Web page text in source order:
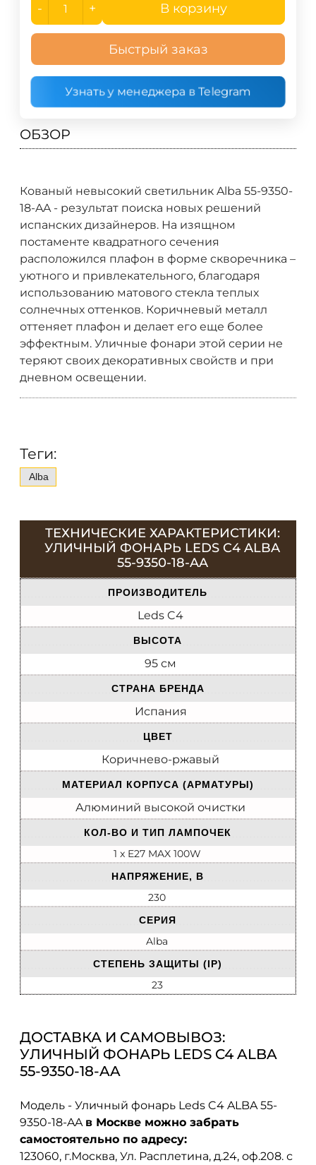
- + В корзину
Быстрый заказ
Узнать у менеджера в Telegram
ОБЗОР
Кованый невысокий светильник Alba 55-9350-
18-AA - результат поиска новых решений
испанских дизайнеров. На изящном
постаменте квадратного сечения
расположился плафон в форме скворечника –
уютного и привлекательного, благодаря
использованию матового стекла теплых
солнечных оттенков. Коричневый металл
оттеняет плафон и делает его еще более
эффектным. Уличные фонари этой серии не
теряют своих декоративных свойств и при
дневном освещении.
Теги:
Alba
ТЕХНИЧЕСКИЕ ХАРАКТЕРИСТИКИ:
УЛИЧНЫЙ ФОНАРЬ LEDS C4 ALBA
55-9350-18-AA
ПРОИЗВОДИТЕЛЬ
Leds C4
ВЫСОТА
95 см
СТРАНА БРЕНДА
Испания
ЦВЕТ
Коричнево-ржавый
МАТЕРИАЛ КОРПУСА (АРМАТУРЫ)
Алюминий высокой очистки
КОЛ-ВО И ТИП ЛАМПОЧЕК
1 x E27 MAX 100W
НАПРЯЖЕНИЕ, В
230
СЕРИЯ
Alba
СТЕПЕНЬ ЗАЩИТЫ (IP)
23
ДОСТАВКА И САМОВЫВОЗ:
УЛИЧНЫЙ ФОНАРЬ LEDS C4 ALBA
55-9350-18-AA
Модель - Уличный фонарь Leds C4 ALBA 55-
9350-18-AA в Москве можно забрать
самостоятельно по адресу:
123060, г.Москва, Ул. Расплетина, д.24, оф.208. с